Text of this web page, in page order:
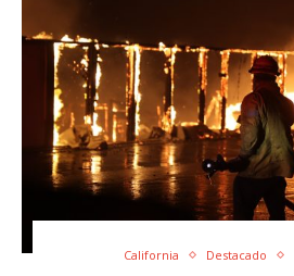
California Destacado